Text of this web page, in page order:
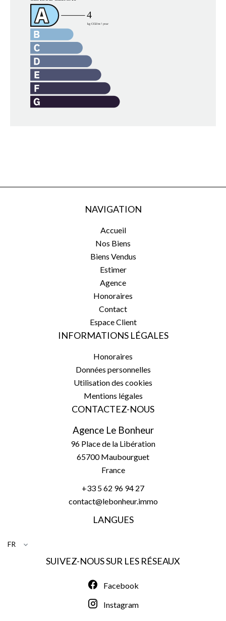
NAVIGATION
Accueil
Nos Biens
Biens Vendus
Estimer
Agence
Honoraires
Contact
Espace Client
INFORMATIONS LÉGALES
Honoraires
Données personnelles
Utilisation des cookies
Mentions légales
CONTACTEZ-NOUS
Agence Le Bonheur
96 Place de la Libération
65700Maubourguet
France
+33 5 62 96 94 27
contact@lebonheur.immo
LANGUES
FR
SUIVEZ-NOUS SUR LES RÉSEAUX
Facebook
Instagram